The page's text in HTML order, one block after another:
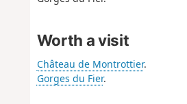
Worth a visit
Château de Montrottier.
Gorges du Fier.